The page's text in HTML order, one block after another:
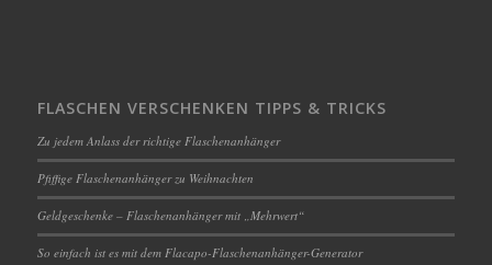
FLASCHEN VERSCHENKEN TIPPS & TRICKS
Zu jedem Anlass der richtige Flaschenanhänger
Pfiffige Flaschenanhänger zu Weihnachten
Geldgeschenke – Flaschenanhänger mit „Mehrwert“
So einfach ist es mit dem Flacapo-Flaschenanhänger-Generator